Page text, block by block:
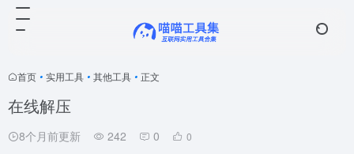
首页 • 实用工具 • 其他工具 • 正文
在线解压
8个月前更新 242 0 0